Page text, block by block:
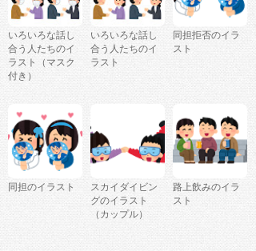
いろいろな話し
合う人たちのイ
ラスト（マスク
付き）
いろいろな話し
合う人たちのイ
ラスト
同担拒否のイラ
スト
同担のイラスト
スカイダイビン
グのイラスト
（カップル）
路上飲みのイラ
スト